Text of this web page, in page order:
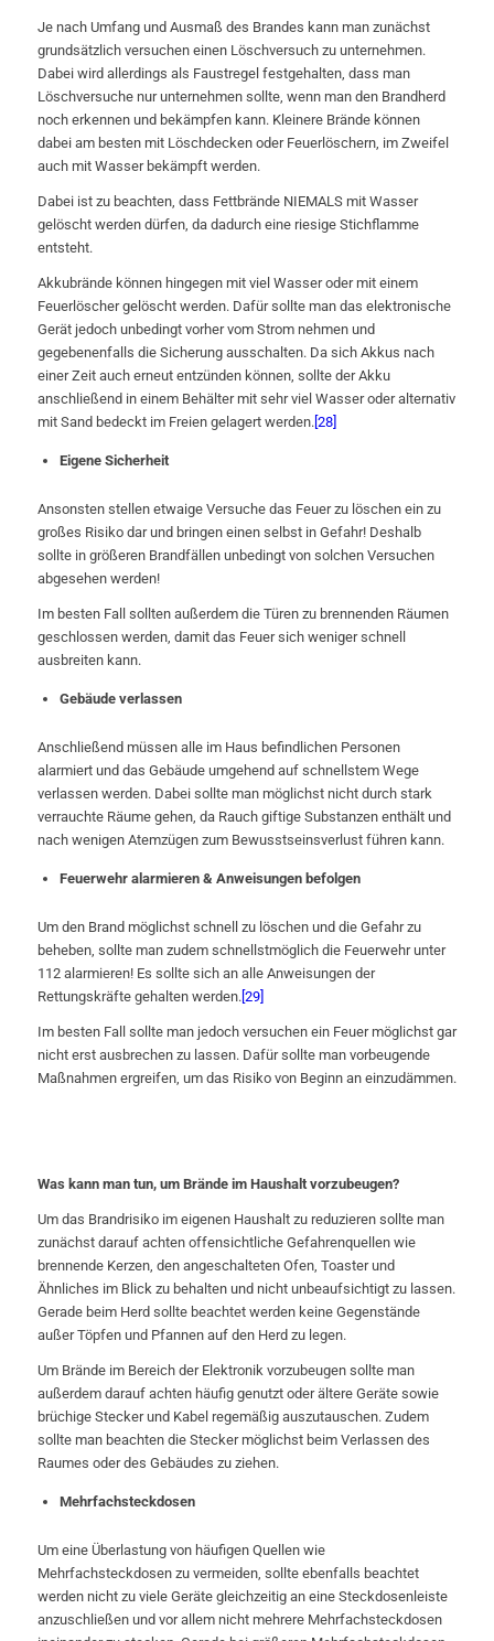
Je nach Umfang und Ausmaß des Brandes kann man zunächst
grundsätzlich versuchen einen Löschversuch zu unternehmen.
Dabei wird allerdings als Faustregel festgehalten, dass man
Löschversuche nur unternehmen sollte, wenn man den Brandherd
noch erkennen und bekämpfen kann. Kleinere Brände können
dabei am besten mit Löschdecken oder Feuerlöschern, im Zweifel
auch mit Wasser bekämpft werden.
Dabei ist zu beachten, dass Fettbrände NIEMALS mit Wasser
gelöscht werden dürfen, da dadurch eine riesige Stichflamme
entsteht.
Akkubrände können hingegen mit viel Wasser oder mit einem
Feuerlöscher gelöscht werden. Dafür sollte man das elektronische
Gerät jedoch unbedingt vorher vom Strom nehmen und
gegebenenfalls die Sicherung ausschalten. Da sich Akkus nach
einer Zeit auch erneut entzünden können, sollte der Akku
anschließend in einem Behälter mit sehr viel Wasser oder alternativ
mit Sand bedeckt im Freien gelagert werden. [28]
Eigene Sicherheit
Ansonsten stellen etwaige Versuche das Feuer zu löschen ein zu
großes Risiko dar und bringen einen selbst in Gefahr! Deshalb
sollte in größeren Brandfällen unbedingt von solchen Versuchen
abgesehen werden!
Im besten Fall sollten außerdem die Türen zu brennenden Räumen
geschlossen werden, damit das Feuer sich weniger schnell
ausbreiten kann.
Gebäude verlassen
Anschließend müssen alle im Haus befindlichen Personen
alarmiert und das Gebäude umgehend auf schnellstem Wege
verlassen werden. Dabei sollte man möglichst nicht durch stark
verrauchte Räume gehen, da Rauch giftige Substanzen enthält und
nach wenigen Atemzügen zum Bewusstseinsverlust führen kann.
Feuerwehr alarmieren & Anweisungen befolgen
Um den Brand möglichst schnell zu löschen und die Gefahr zu
beheben, sollte man zudem schnellstmöglich die Feuerwehr unter
112 alarmieren! Es sollte sich an alle Anweisungen der
Rettungskräfte gehalten werden.[29]
Im besten Fall sollte man jedoch versuchen ein Feuer möglichst gar
nicht erst ausbrechen zu lassen. Dafür sollte man vorbeugende
Maßnahmen ergreifen, um das Risiko von Beginn an einzudämmen.
Was kann man tun, um Brände im Haushalt vorzubeugen?
Um das Brandrisiko im eigenen Haushalt zu reduzieren sollte man
zunächst darauf achten offensichtliche Gefahrenquellen wie
brennende Kerzen, den angeschalteten Ofen, Toaster und
Ähnliches im Blick zu behalten und nicht unbeaufsichtigt zu lassen.
Gerade beim Herd sollte beachtet werden keine Gegenstände
außer Töpfen und Pfannen auf den Herd zu legen.
Um Brände im Bereich der Elektronik vorzubeugen sollte man
außerdem darauf achten häufig genutzt oder ältere Geräte sowie
brüchige Stecker und Kabel regemäßig auszutauschen. Zudem
sollte man beachten die Stecker möglichst beim Verlassen des
Raumes oder des Gebäudes zu ziehen.
Mehrfachsteckdosen
Um eine Überlastung von häufigen Quellen wie
Mehrfachsteckdosen zu vermeiden, sollte ebenfalls beachtet
werden nicht zu viele Geräte gleichzeitig an eine Steckdosenleiste
anzuschließen und vor allem nicht mehrere Mehrfachsteckdosen